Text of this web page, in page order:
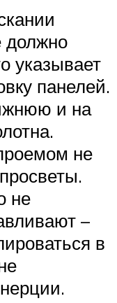
должно
указывает
панелей.
и на
не
не
–
в